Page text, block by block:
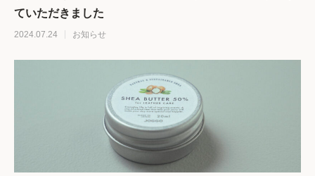
ていただきました
2024.07.24 お知らせ